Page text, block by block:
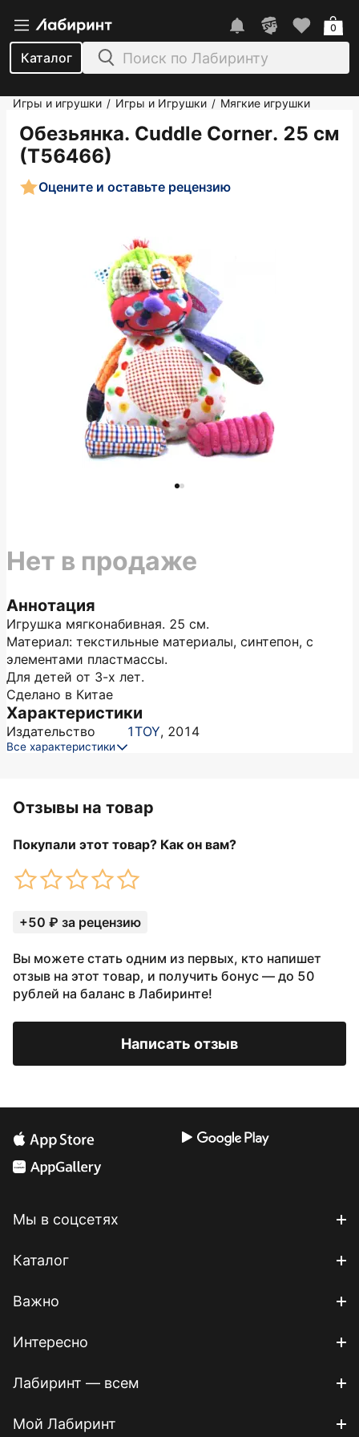
Каталог
0
Игры и игрушки / Игры и Игрушки / Мягкие игрушки
Обезьянка. Cuddle Corner. 25 см
(Т56466)
Оцените и оставьте рецензию
Аннотация
Игрушка мягконабивная. 25 см.
Материал: текстильные материалы, синтепон, с
элементами пластмассы.
Для детей от 3-х лет.
Сделано в Китае
Характеристики
Издательство 1TOY, 2014
Все характеристики
Нет в продаже
Отзывы на товар
Покупали этот товар? Как он вам?
+50 ₽ за рецензию
Вы можете стать одним из первых, кто напишет
отзыв на этот товар, и получить бонус — до 50
рублей на баланс в Лабиринте!
Написать отзыв
Мы в соцсетях
Каталог
Важно
Интересно
Лабиринт — всем
Мой Лабиринт